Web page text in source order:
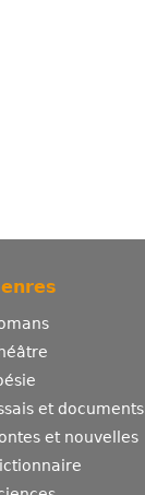
et documents
et nouvelles